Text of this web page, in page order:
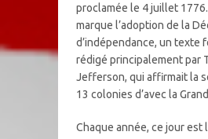
proclamée le 4 juillet
marque l’adoption de la
d’indépendance, un texte
rédigé principalement par
Jefferson, qui affirmait la
13 colonies d’avec la
Chaque année, ce jour est